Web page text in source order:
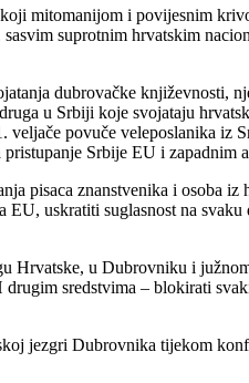
mitomanijom i povijesnim
suprotnim hrvatskim
dubrovačke književnosti,
u Srbiji koje svojataju
povuče veleposlanika iz
Srbije EU i zapadnim
pisaca znanstvenika i osoba
uskratiti suglasnost na
u Dubrovniku i
sredstvima – blokirati
jezgri Dubrovnika tijekom